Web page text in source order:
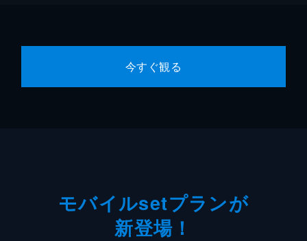
今すぐ観る
モバイルsetプランが
新登場！